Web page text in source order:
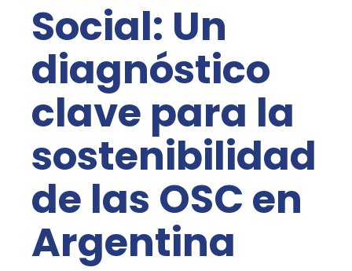
Social: Un
diagnóstico
clave para la
sostenibilidad
de las OSC en
Argentina